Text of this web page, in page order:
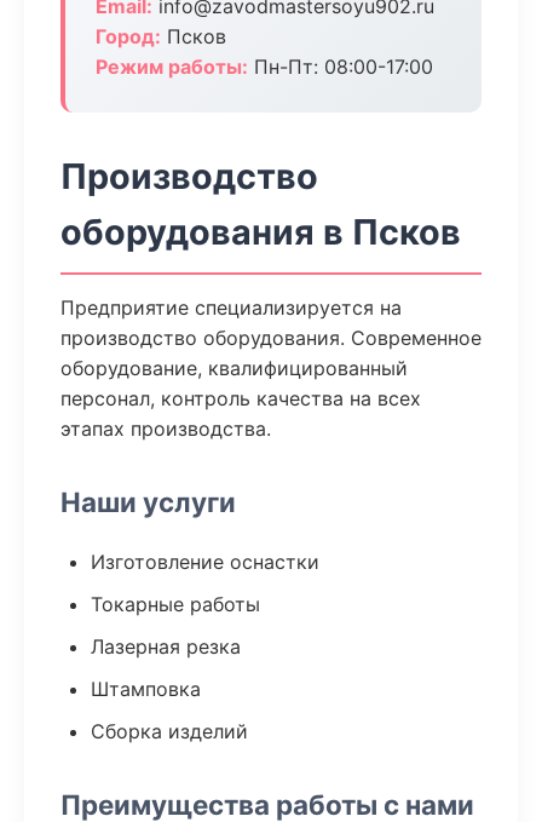
Email: info@zavodmastersoyu902.ru
Город: Псков
Режим работы: Пн-Пт: 08:00-17:00
Производство
оборудования в Псков
Предприятие специализируется на
производство оборудования. Современное
оборудование, квалифицированный
персонал, контроль качества на всех
этапах производства.
Наши услуги
Изготовление оснастки
Токарные работы
Лазерная резка
Штамповка
Сборка изделий
Преимущества работы с нами